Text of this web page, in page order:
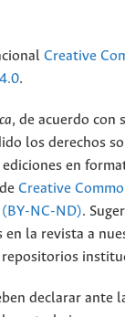
Creative
.
, de acuerdo con
los derechos
en
Creative
NC-ND).
la revista a
repositorios
declarar ante